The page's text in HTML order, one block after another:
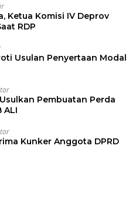
Ketua Komisi IV Deprov
RDP
Usulan Penyertaan Modal
Pembuatan Perda
ALI
Kunker Anggota DPRD